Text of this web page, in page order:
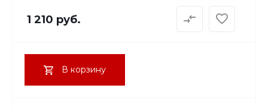
1 210 руб.
В корзину